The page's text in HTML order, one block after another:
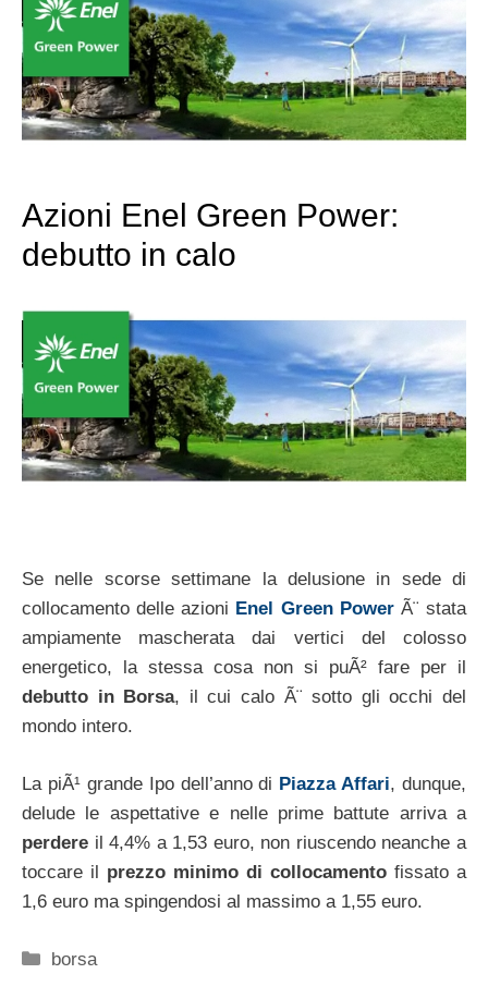
Azioni Enel Green Power:
debutto in calo
Se nelle scorse settimane la delusione in sede di
collocamento delle azioni Enel Green PowerÃ¨ stata
ampiamente mascherata dai vertici del colosso
energetico, la stessa cosa non si puÃ² fare per il
debutto in Borsa, il cui calo Ã¨ sotto gli occhi del
mondo intero.
La piÃ¹ grande Ipo dell’anno di Piazza Affari, dunque,
delude le aspettative e nelle prime battute arriva a
perdere il 4,4% a 1,53 euro, non riuscendo neanche a
toccare il prezzo minimo di collocamento fissato a
1,6 euro ma spingendosi al massimo a 1,55 euro.
Categorie
borsa